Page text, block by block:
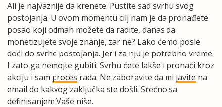
Ali je najvaznije da krenete. Pustite sad svrhu svog
postojanja. U ovom momentu cilj nam je da pronađete
posao koji odmah možete da radite, danas da
monetizujete svoje znanje, zar ne? Lako ćemo posle
doći do svrhe postojanja. Jer i za nju je potrebno vreme.
I zato ga nemojte gubiti. Svrhu ćete lakše i pronaći kroz
akciju i sam proces rada. Ne zaboravite da mi javite na
email do kakvog zaključka ste došli. Srećno sa
definisanjem Vaše niše.